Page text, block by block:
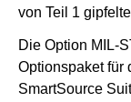
von Teil 1
Die Option MIL-
Optionspaket für
SmartSource